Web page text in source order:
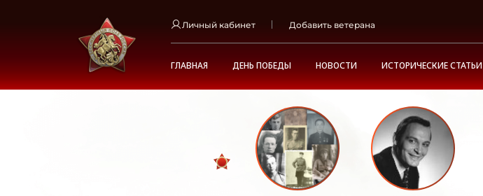
Личный кабинет Добавить ветерана
ГЛАВНАЯ ДЕНЬ ПОБЕДЫ НОВОСТИ ИСТОРИЧЕСКИЕ СТАТЬИ